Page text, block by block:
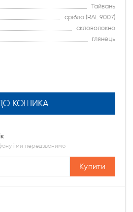
Тайвань
срібло (RAL 9007)
скловолокно
глянець
КОШИКА
і ми передзвонимо
Купити